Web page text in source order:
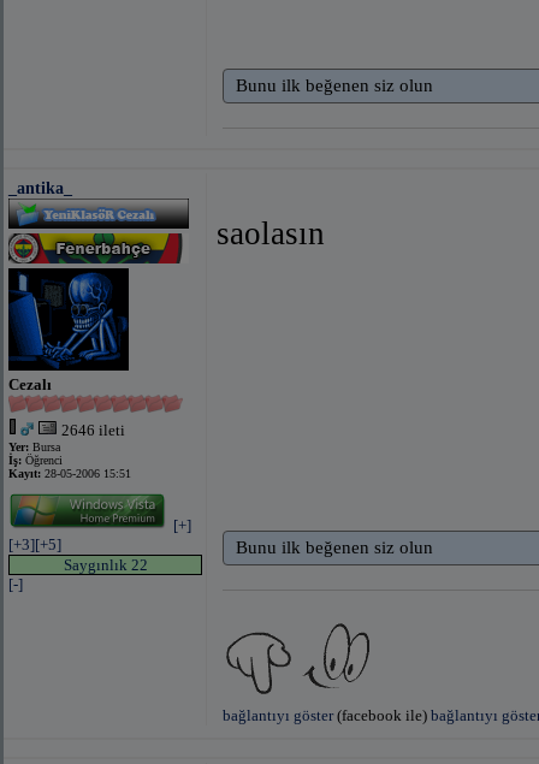
Bunu ilk beğenen siz olun
_antika_
Cezalı
2646 ileti
Yer: Bursa
İş: Öğrenci
Kayıt: 28-05-2006 15:51
[+]
[+3][+5]
Saygınlık 22
[-]
saolasın
Bunu ilk beğenen siz olun
bağlantıyı göster(facebook ile) bağlantıyı